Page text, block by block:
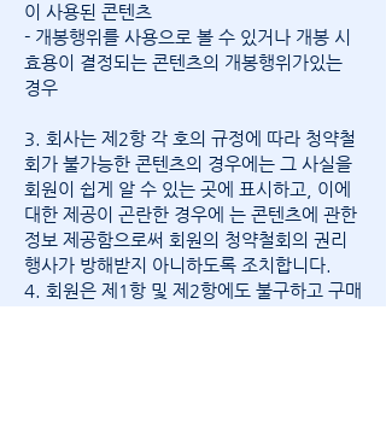
이 사용된 콘텐츠
- 개봉행위를 사용으로 볼 수 있거나 개봉 시
효용이 결정되는 콘텐츠의 개봉행위가있는
경우
3. 회사는 제2항 각 호의 규정에 따라 청약철
회가 불가능한 콘텐츠의 경우에는 그 사실을
회원이 쉽게 알 수 있는 곳에 표시하고, 이에
대한 제공이 곤란한 경우에 는 콘텐츠에 관한
정보 제공함으로써 회원의 청약철회의 권리
행사가 방해받지 아니하도록 조치합니다.
4. 회원은 제1항 및 제2항에도 불구하고 구매